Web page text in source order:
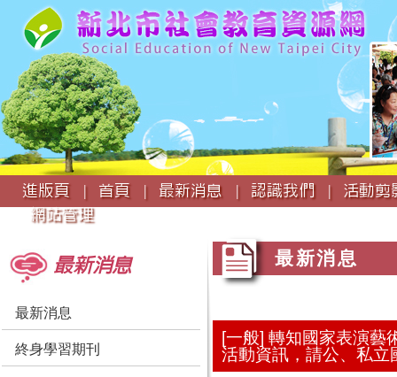
:::
進版頁 |
首頁 | 最新消息 | 認識我們 |
活動
網站管理
最新消息
最新消息
終身學習期刊
最新消息
[一般] 轉知國家表演
活動資訊，請公、私立